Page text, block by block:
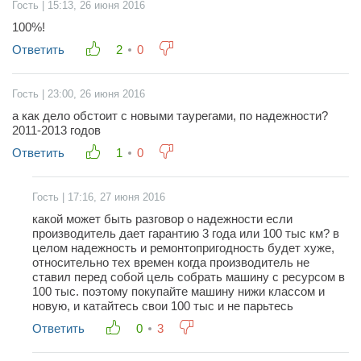
Гость | 15:13, 26 июня 2016
100%!
Ответить
2 0
Гость | 23:00, 26 июня 2016
а как дело обстоит с новыми таурегами, по надежности?
2011-2013 годов
Ответить
1 0
Гость | 17:16, 27 июня 2016
какой может быть разговор о надежности если
производитель дает гарантию 3 года или 100 тыс км? в
целом надежность и ремонтопригодность будет хуже,
относительно тех времен когда производитель не
ставил перед собой цель собрать машину с ресурсом в
100 тыс. поэтому покупайте машину нижи классом и
новую, и катайтесь свои 100 тыс и не парьтесь
Ответить
0 3